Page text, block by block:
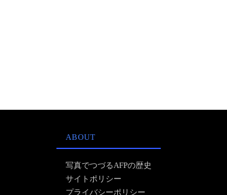
ABOUT
写真でつづるAFPの歴史
サイトポリシー
プライバシーポリシー